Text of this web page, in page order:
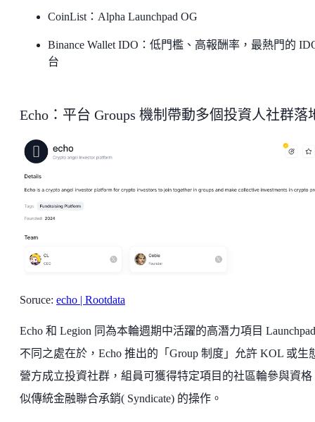
CoinList：Alpha Launchpad OG
Binance Wallet IDO：低門檻、高報酬率，最熱門的
台
Echo：平台 Groups 機制帶動多個投資人社群落
Soruce: echo | Rootdata
Echo 和 Legion 同為本輪週期中活躍的高潛力項目
不同之處在於，Echo 推出的「Group 制度」允許 KOL 或生
營方成立投資社群，組員可獲得特定項目的社區輪參與資格
似傳統金融聯合承銷( Syndicate) 的操作。